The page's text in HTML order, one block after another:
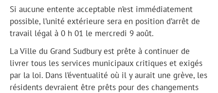
Si aucune entente acceptable n’est immédiatement
possible, l’unité extérieure sera en position d’arrêt de
travail légal à 0 h 01 le mercredi 9 août.
La Ville du Grand Sudbury est prête à continuer de
livrer tous les services municipaux critiques et exigés
par la loi. Dans l’éventualité où il y aurait une grève, les
résidents devraient être prêts pour des changements